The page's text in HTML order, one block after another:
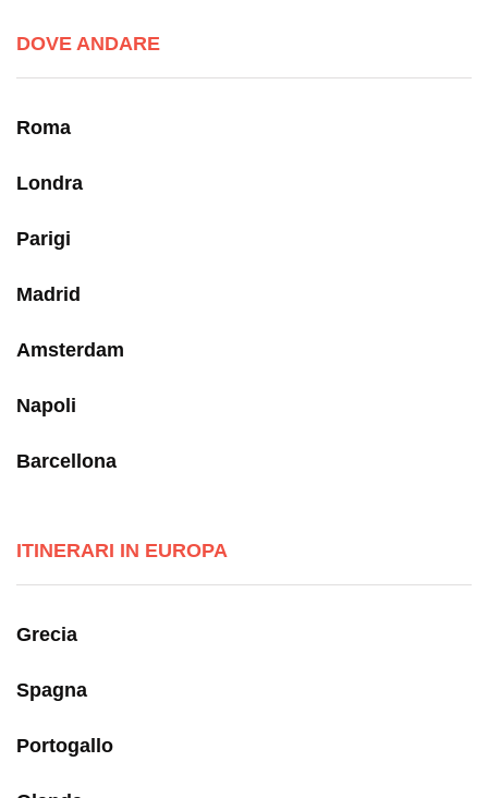
DOVE ANDARE
Roma
Londra
Parigi
Madrid
Amsterdam
Napoli
Barcellona
ITINERARI IN EUROPA
Grecia
Spagna
Portogallo